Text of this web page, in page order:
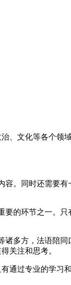
文化等各个领
。同时还需要有
的环节之一。只
多方，法语陪同
关注和思考。
过专业的学习